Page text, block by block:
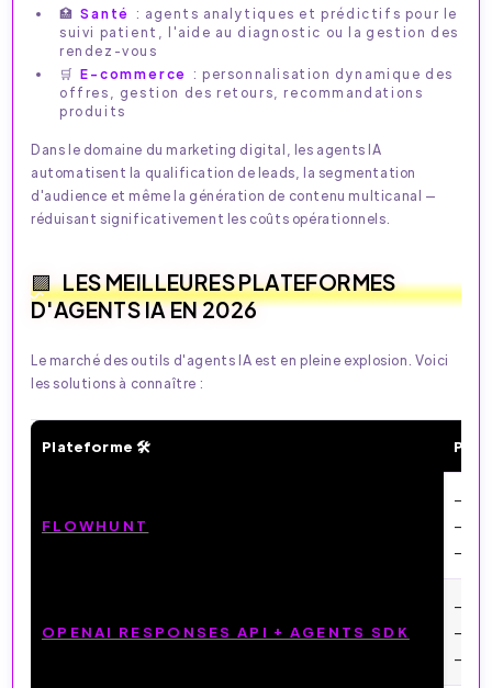
🏥 Santé : agents analytiques et prédictifs pour le
suivi patient, l'aide au diagnostic ou la gestion des
rendez-vous
🛒 E-commerce : personnalisation dynamique des
offres, gestion des retours, recommandations
produits
Dans le domaine du marketing digital, les agents IA
automatisent la qualification de leads, la segmentation
d'audience et même la génération de contenu multicanal —
réduisant significativement les coûts opérationnels.​
LES MEILLEURES PLATEFORMES
D'AGENTS IA EN 2026
Le marché des outils d'agents IA est en pleine explosion. Voici
les solutions à connaître :
Les meilleures plateformes d’agents IA en 2026 :
Plateforme 🛠️
FLOWHUNT
–
–
–
OPENAI RESPONSES API + AGENTS SDK
–
–
–